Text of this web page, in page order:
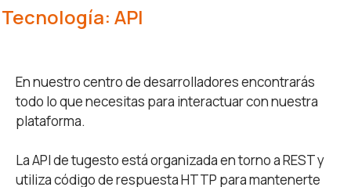
Tecnología: API
En nuestro centro de desarrolladores encontrarás
todo lo que necesitas para interactuar con nuestra
plataforma.
La API de tugesto está organizada en torno a REST y
utiliza código de respuesta HTTP para mantenerte